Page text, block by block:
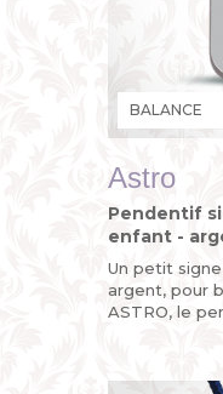
Astro
Pendentif
enfant -
Un petit
argent, pour
ASTRO, le